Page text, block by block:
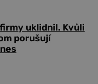
uklidnil. Kvůli
porušují